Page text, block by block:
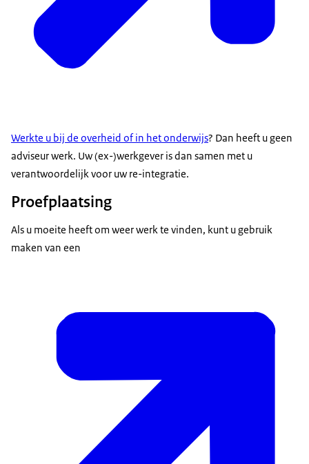
Werkte u bij de overheid of in het onderwijs? Dan heeft u geen
adviseur werk. Uw (ex-)werkgever is dan samen met u
verantwoordelijk voor uw re-integratie.
Proefplaatsing
Als u moeite heeft om weer werk te vinden, kunt u gebruik
maken van een